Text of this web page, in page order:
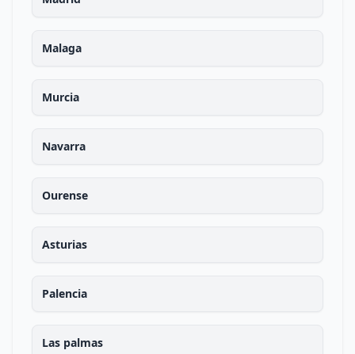
Malaga
Murcia
Navarra
Ourense
Asturias
Palencia
Las palmas